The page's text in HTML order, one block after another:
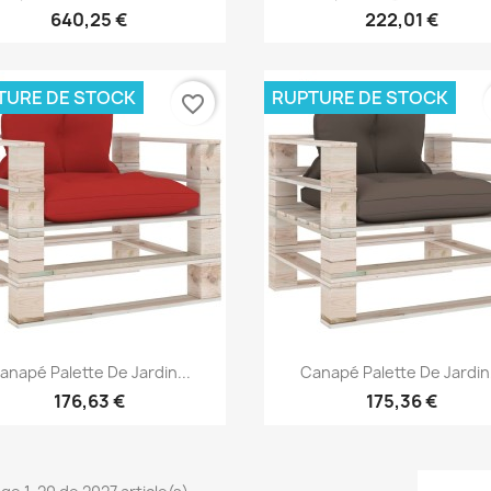
640,25 € 222,01 €
Aperçu rapide
Palette De Jardin...
176,63 €
DE STOCK favorite_border
Aperçu rapide
Canapé Palette De
175,36 €
RUPTURE DE STOCK